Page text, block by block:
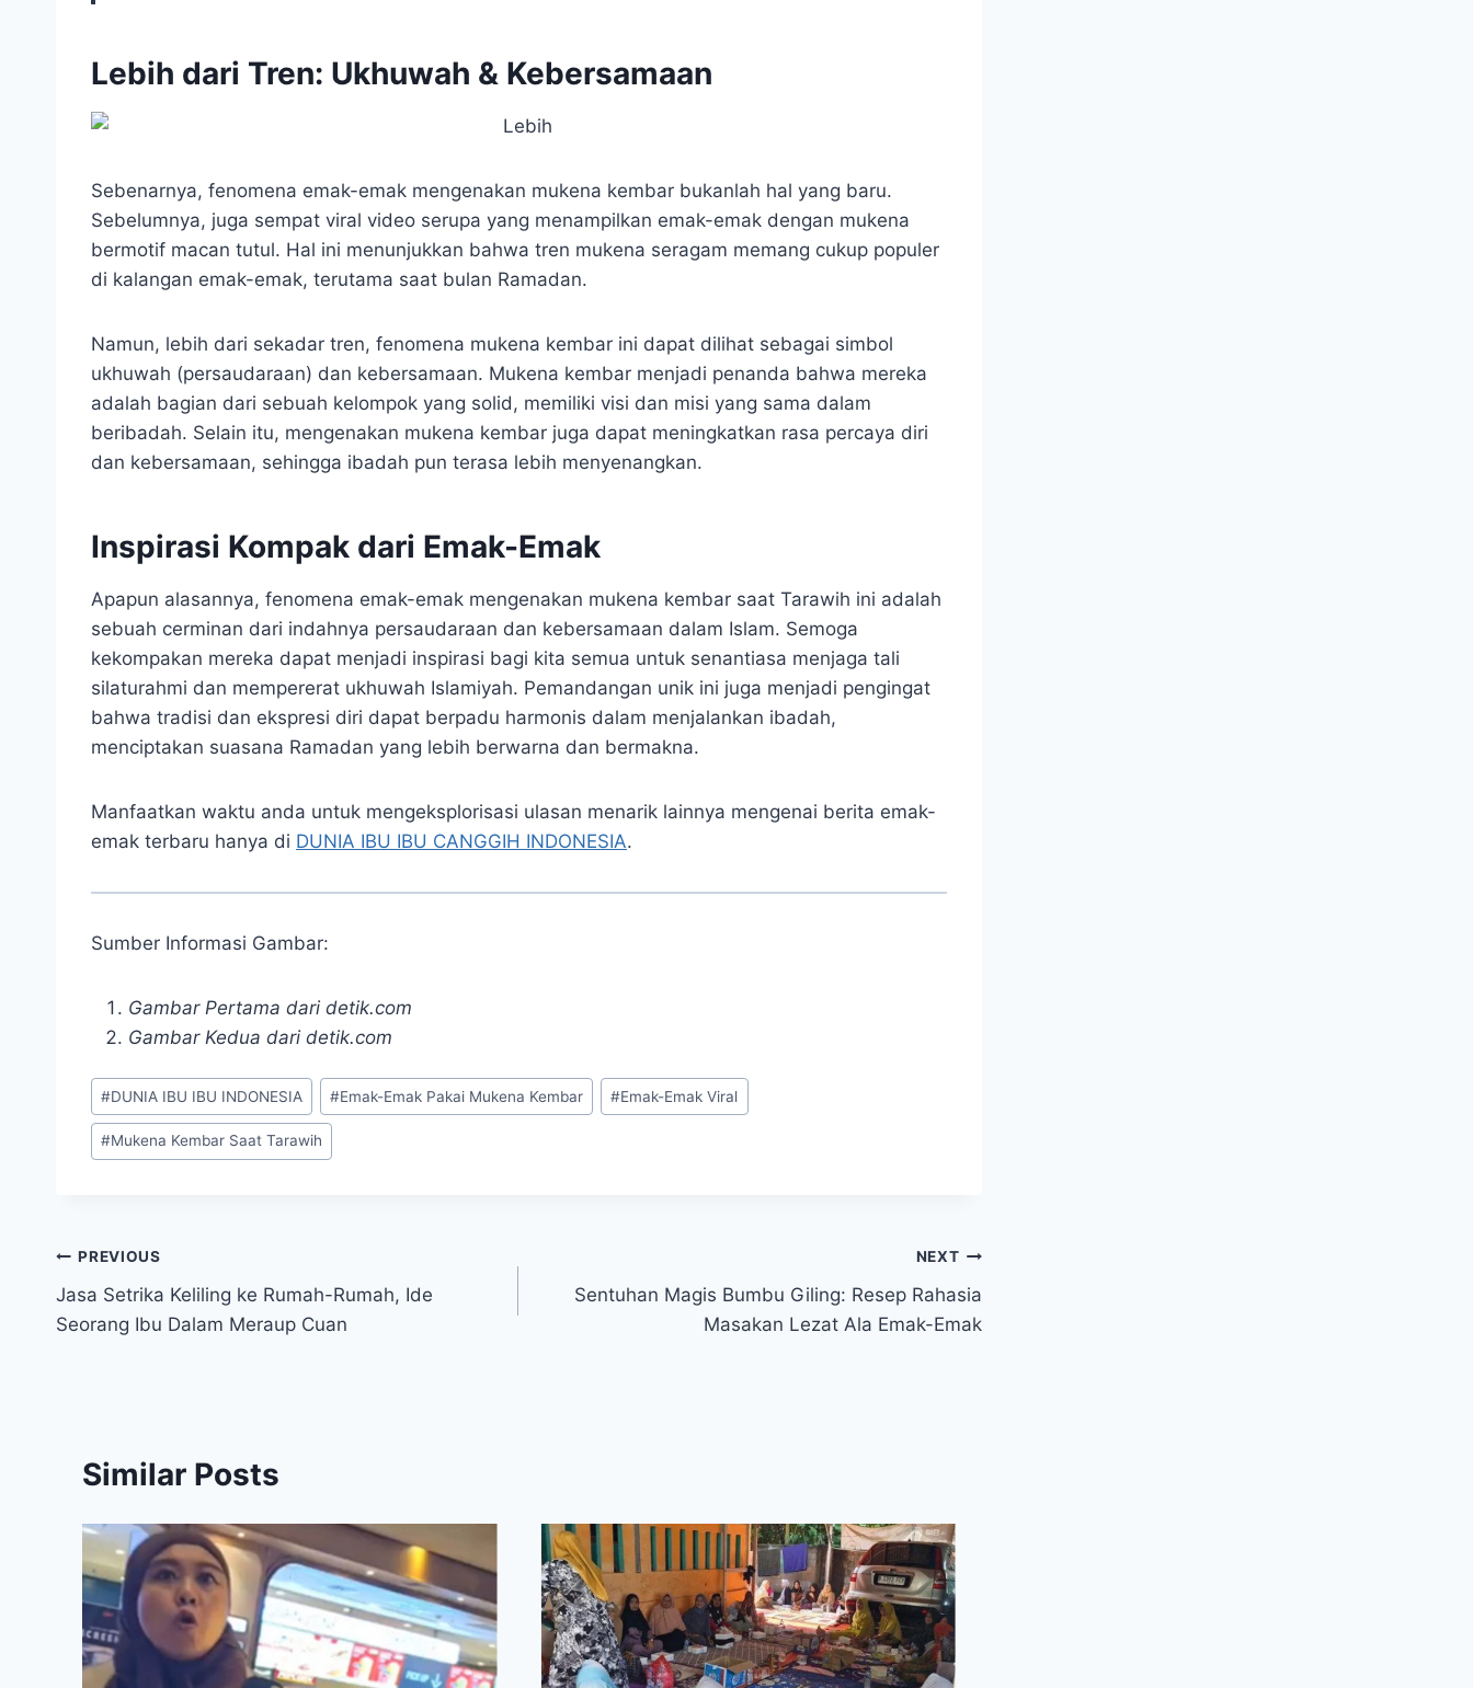
Lebih dari Tren: Ukhuwah & Kebersamaan
Sebenarnya, fenomena emak-emak mengenakan mukena kembar bukanlah hal yang baru.
Sebelumnya, juga sempat viral video serupa yang menampilkan emak-emak dengan mukena
bermotif macan tutul. Hal ini menunjukkan bahwa tren mukena seragam memang cukup populer
di kalangan emak-emak, terutama saat bulan Ramadan.
Namun, lebih dari sekadar tren, fenomena mukena kembar ini dapat dilihat sebagai simbol
ukhuwah (persaudaraan) dan kebersamaan. Mukena kembar menjadi penanda bahwa mereka
adalah bagian dari sebuah kelompok yang solid, memiliki visi dan misi yang sama dalam
beribadah. Selain itu, mengenakan mukena kembar juga dapat meningkatkan rasa percaya diri
dan kebersamaan, sehingga ibadah pun terasa lebih menyenangkan.
Inspirasi Kompak dari Emak-Emak
Apapun alasannya, fenomena emak-emak mengenakan mukena kembar saat Tarawih ini adalah
sebuah cerminan dari indahnya persaudaraan dan kebersamaan dalam Islam. Semoga
kekompakan mereka dapat menjadi inspirasi bagi kita semua untuk senantiasa menjaga tali
silaturahmi dan mempererat ukhuwah Islamiyah. Pemandangan unik ini juga menjadi pengingat
bahwa tradisi dan ekspresi diri dapat berpadu harmonis dalam menjalankan ibadah,
menciptakan suasana Ramadan yang lebih berwarna dan bermakna.
Manfaatkan waktu anda untuk mengeksplorisasi ulasan menarik lainnya mengenai berita emak-
emak terbaru hanya di DUNIA IBU IBU CANGGIH INDONESIA.
Sumber Informasi Gambar:
Gambar Pertama dari detik.com
Gambar Kedua dari detik.com
Post
Tags:
#DUNIA IBU IBU INDONESIA #Emak-Emak Pakai Mukena Kembar #Emak-Emak Viral
#Mukena Kembar Saat Tarawih
Post
navigation
PREVIOUS
Jasa Setrika Keliling ke Rumah-Rumah, Ide
Seorang Ibu Dalam Meraup Cuan
NEXT
Sentuhan Magis Bumbu Giling: Resep Rahasia
Masakan Lezat Ala Emak-Emak
Similar Posts